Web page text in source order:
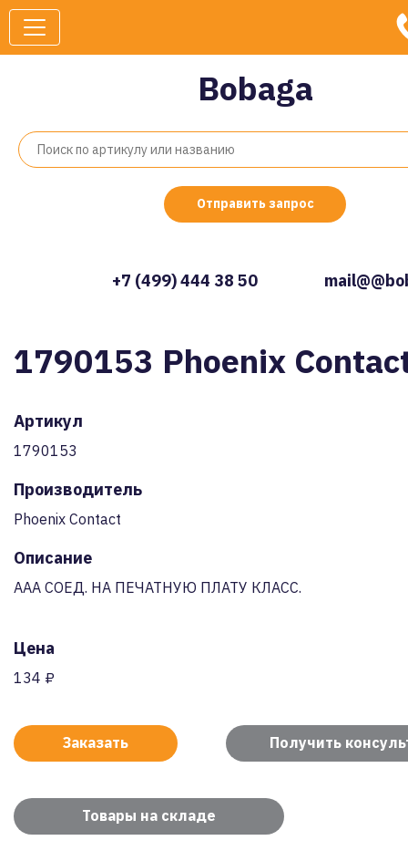
Bobaga
Отправить запрос
+7 (499) 444 38 50
1790153 Phoenix
Артикул
1790153
Производитель
Phoenix Contact
Описание
AAA СОЕД. НА ПЕЧАТНУЮ ПЛАТУ КЛАСС.
Цена
134 ₽
Заказать Получить
Товары на складе